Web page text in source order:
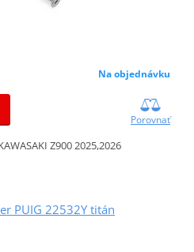
Na objednávku
Porovnať
Z900 2025,2026
PUIG 22532Y titán